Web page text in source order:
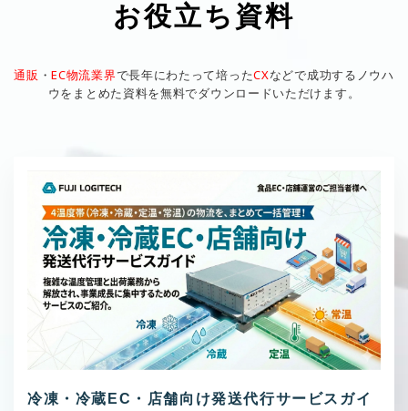
お役立ち資料
通販 ・EC物流業界で長年にわたって培ったCXなどで成功するノウハ
ウをまとめた資料を無料でダウンロードいただけます。
冷凍・冷蔵EC・店舗向け発送代行サービスガイ